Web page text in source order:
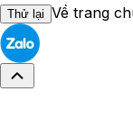
Thử lại Về trang